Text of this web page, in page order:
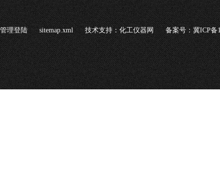
管理登陆 sitemap.xml 技术支持：化工仪器网 备案号：冀ICP备